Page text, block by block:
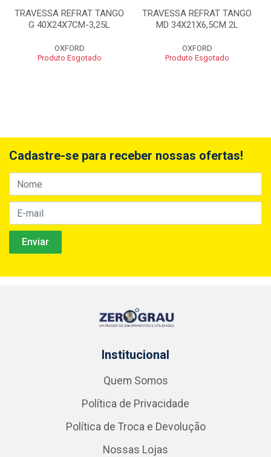
TRAVESSA REFRAT TANGO
G 40X24X7CM-3,25L
OXFORD
Produto Esgotado
TRAVESSA REFRAT TANGO
MD 34X21X6,5CM 2L
OXFORD
Produto Esgotado
Cadastre-se para receber nossas ofertas!
Institucional
Quem Somos
Política de Privacidade
Política de Troca e Devolução
Nossas Lojas